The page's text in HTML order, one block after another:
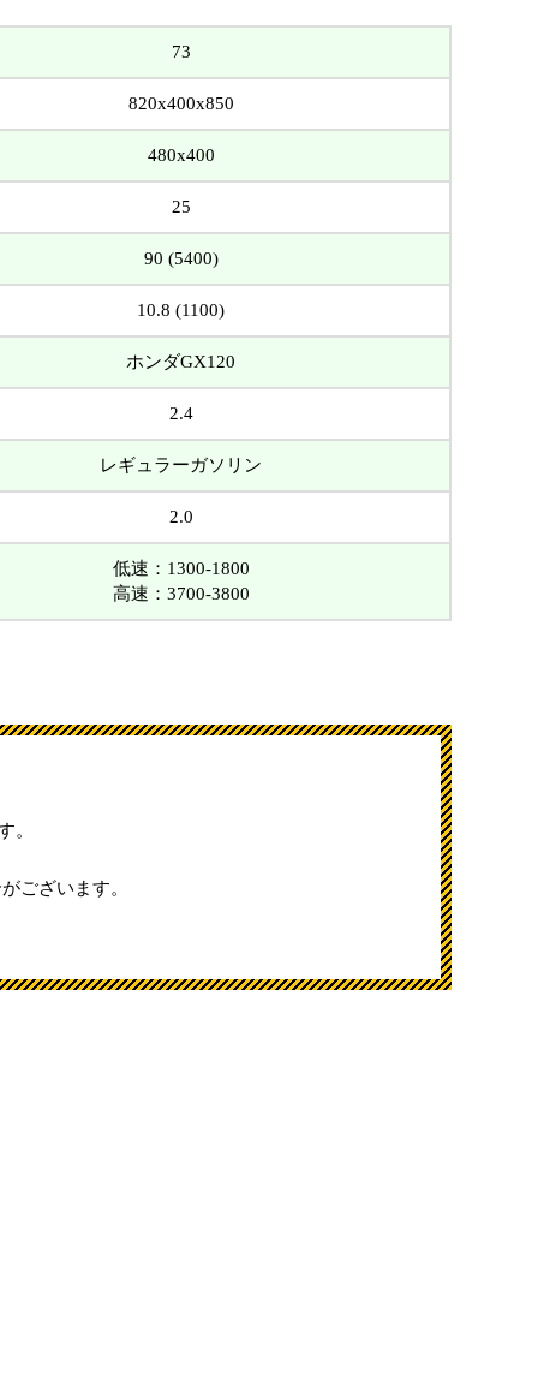
73
820x400x850
480x400
25
90 (5400)
10.8 (1100)
ホンダGX120
2.4
レギュラーガソリン
2.0
低速：1300-1800
高速：3700-3800
。
ございます。